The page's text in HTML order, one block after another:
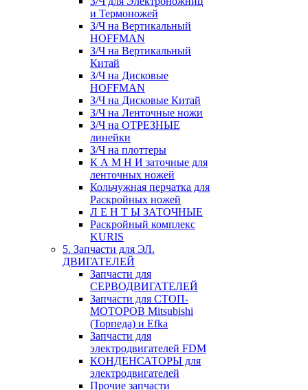
и Термоножей
З/Ч на Вертикальный
HOFFMAN
З/Ч на Вертикальный
Китай
З/Ч на Дисковые
HOFFMAN
З/Ч на Дисковые Китай
З/Ч на Ленточные ножи
З/Ч на ОТРЕЗНЫЕ
линейки
З/Ч на плоттеры
К А М Н И заточные для
ленточных ножей
Кольчужная перчатка для
Раскройных ножей
Л Е Н Т Ы ЗАТОЧНЫЕ
Раскройный комплекс
KURIS
5. Запчасти для ЭЛ.
ДВИГАТЕЛЕЙ
Запчасти для
СЕРВОДВИГАТЕЛЕЙ
Запчасти для СТОП-
МОТОРОВ Mitsubishi
(Торпеда) и Efka
Запчасти для
электродвигателей FDM
КОНДЕНСАТОРЫ для
электродвигателей
Прочие запчасти